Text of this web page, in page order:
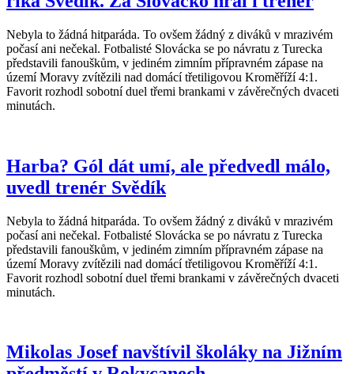
Nebyla to žádná hitparáda. To ovšem žádný z diváků v mrazivém
počasí ani nečekal. Fotbalisté Slovácka se po návratu z Turecka
představili fanouškům, v jediném zimním přípravném zápase na
území Moravy zvítězili nad domácí třetiligovou Kroměříží 4:1.
Favorit rozhodl sobotní duel třemi brankami v závěrečných dvaceti
minutách.
Harba? Gól dát umí, ale předvedl málo,
uvedl trenér Svědík
Nebyla to žádná hitparáda. To ovšem žádný z diváků v mrazivém
počasí ani nečekal. Fotbalisté Slovácka se po návratu z Turecka
představili fanouškům, v jediném zimním přípravném zápase na
území Moravy zvítězili nad domácí třetiligovou Kroměříží 4:1.
Favorit rozhodl sobotní duel třemi brankami v závěrečných dvaceti
minutách.
Mikolas Josef navštívil školáky na Jižním